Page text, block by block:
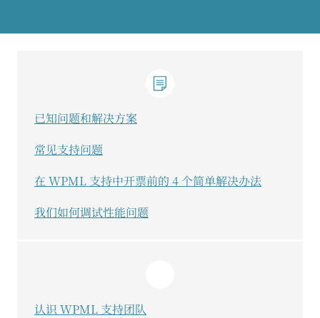
已知问题和解决方案
常见支持问题
在 WPML 支持中开票前的 4 个简单解决办法
我们如何调试性能问题
认识 WPML 支持团队